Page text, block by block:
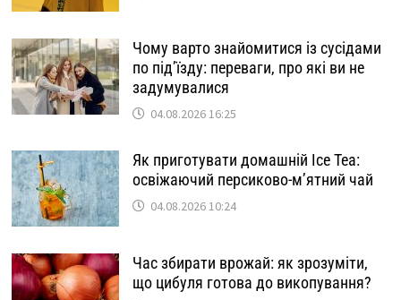
Чому варто знайомитися із сусідами
по під’їзду: переваги, про які ви не
задумувалися
04.08.2026 16:25
Як приготувати домашній Ice Tea:
освіжаючий персиково-м’ятний чай
04.08.2026 10:24
Час збирати врожай: як зрозуміти,
що цибуля готова до викопування?